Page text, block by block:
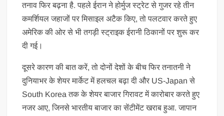
तनाव फिर बढ़ना है. पहले ईरान ने होर्मुज स्ट्रेट से गुजर रहे तीन
कमर्शियल जहाजों पर मिसाइल अटैक किए, तो पलटवार करते हुए
अमेरिक की ओर से भी तगड़ी स्ट्राइक ईरानी ठिकानों पर शुरू कर
दी गई।
दूसरे कारण की बात करें, तो दोनों देशों के बीच फिर तनातनी ने
दुनियाभर के शेयर मार्केट में हलचल बढ़ा दी और US-Japan से
South Korea तक के शेयर बाजार गिरावट में कारोबार करते हुए
नजर आए, जिनसे भारतीय बाजार का सेंटीमेंट खराब हुआ. जापान